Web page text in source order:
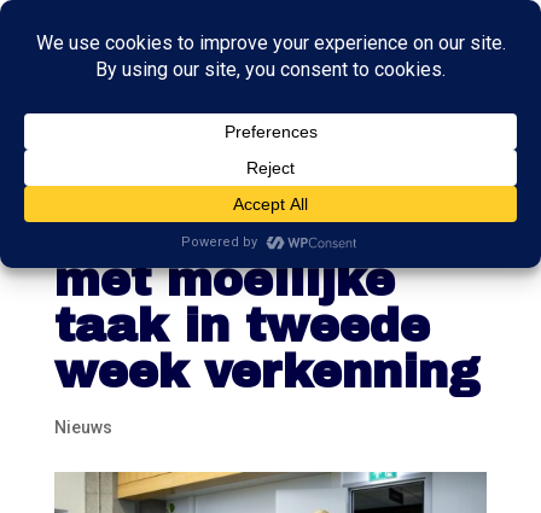
Verkenner
Plasterk verder
met moeilijke
taak in tweede
week verkenning
Nieuws